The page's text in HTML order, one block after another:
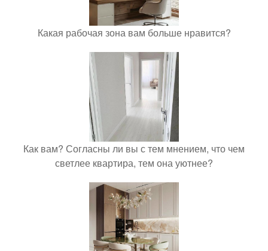
Какая рабочая зона вам больше нравится?
Как вам? Согласны ли вы с тем мнением, что чем
светлее квартира, тем она уютнее?